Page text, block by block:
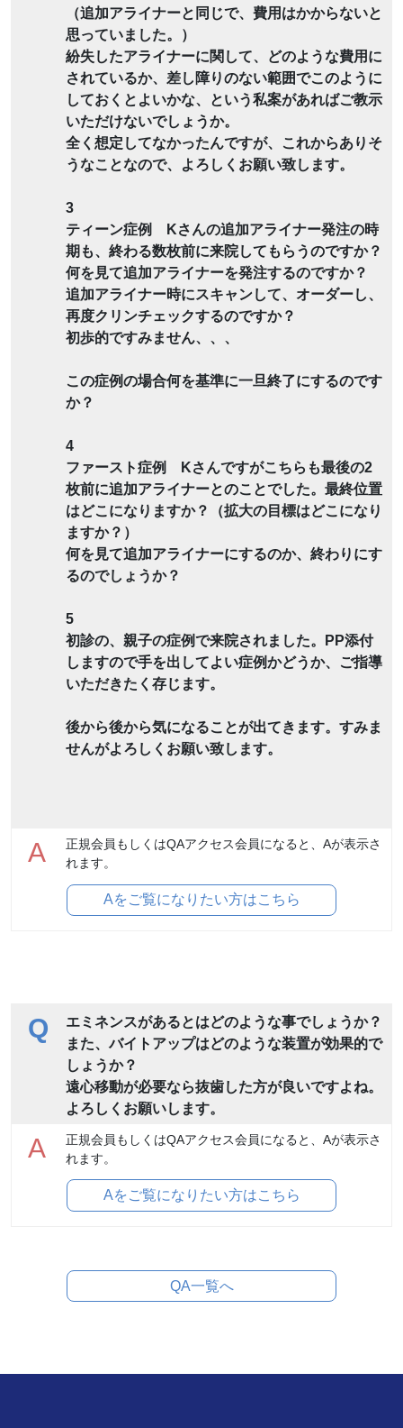
（追加アライナーと同じで、費用はかからないと
思っていました。）
紛失したアライナーに関して、どのような費用に
されているか、差し障りのない範囲でこのように
しておくとよいかな、という私案があればご教示
いただけないでしょうか。
全く想定してなかったんですが、これからありそ
うなことなので、よろしくお願い致します。
3
ティーン症例 Kさんの追加アライナー発注の時
期も、終わる数枚前に来院してもらうのですか？
何を見て追加アライナーを発注するのですか？
追加アライナー時にスキャンして、オーダーし、
再度クリンチェックするのですか？
初歩的ですみません、、、
この症例の場合何を基準に一旦終了にするのです
か？
4
ファースト症例 Kさんですがこちらも最後の2
枚前に追加アライナーとのことでした。最終位置
はどこになりますか？（拡大の目標はどこになり
ますか？）
何を見て追加アライナーにするのか、終わりにす
るのでしょうか？
5
初診の、親子の症例で来院されました。PP添付
しますので手を出してよい症例かどうか、ご指導
いただきたく存じます。
後から後から気になることが出てきます。すみま
せんがよろしくお願い致します。
A
正規会員もしくはQAアクセス会員になると、Aが表示さ
れます。
Aをご覧になりたい方はこちら
Q
エミネンスがあるとはどのような事でしょうか？
また、バイトアップはどのような装置が効果的で
しょうか？
遠心移動が必要なら抜歯した方が良いですよね。
よろしくお願いします。
A
正規会員もしくはQAアクセス会員になると、Aが表示さ
れます。
Aをご覧になりたい方はこちら
QA一覧へ